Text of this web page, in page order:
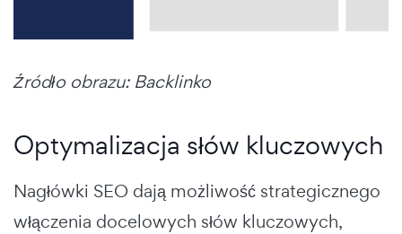
Źródło obrazu: Backlinko
Optymalizacja słów kluczowych
Nagłówki SEO dają możliwość strategicznego
włączenia docelowych słów kluczowych,